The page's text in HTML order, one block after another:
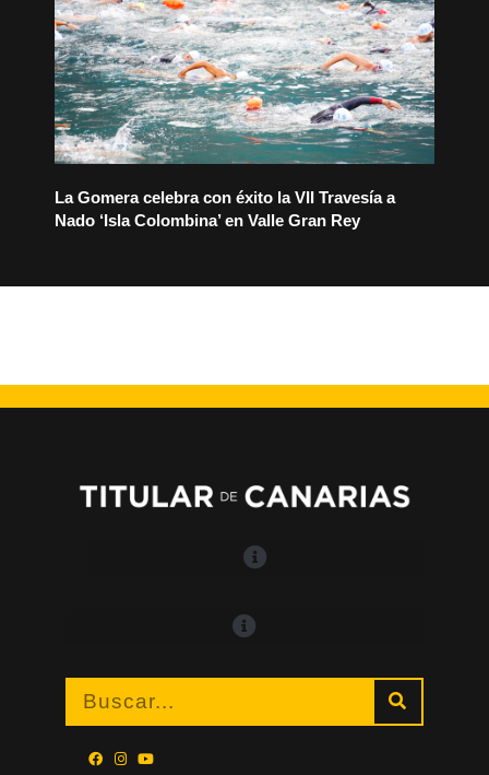
La Gomera celebra con éxito la VII Travesía a
Nado ‘Isla Colombina’ en Valle Gran Rey